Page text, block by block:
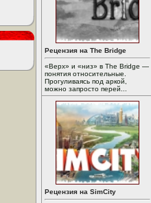
Рецензия на The Bridge
«Верх» и «низ» в The Bridge —
понятия относительные.
Прогуливаясь под аркой,
можно запросто перей...
Рецензия на SimCity